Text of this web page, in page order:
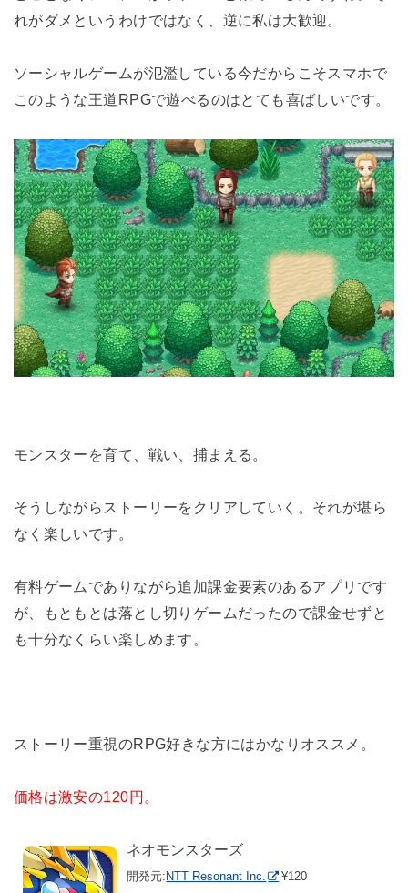
れがダメというわけではなく、逆に私は大歓迎。
ソーシャルゲームが氾濫している今だからこそスマホで
このような王道RPGで遊べるのはとても喜ばしいです。
モンスターを育て、戦い、捕まえる。
そうしながらストーリーをクリアしていく。それが堪ら
なく楽しいです。
有料ゲームでありながら追加課金要素のあるアプリです
が、もともとは落とし切りゲームだったので課金せずと
も十分なくらい楽しめます。
ストーリー重視のRPG好きな方にはかなりオススメ。
価格は激安の120円。
ネオモンスターズ
開発元: NTT Resonant Inc.
¥120